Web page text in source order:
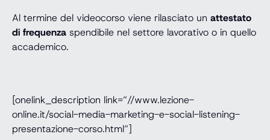
Al termine del videocorso viene rilasciato un attestato
di frequenza spendibile nel settore lavorativo o in quello
accademico.
[onelink_description link=”//www.lezione-
online.it/social-media-marketing-e-social-listening-
presentazione-corso.html”]